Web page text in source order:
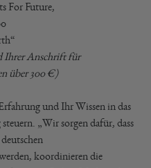
For Future,
Ihrer Anschrift für
über 300 €)
und Ihr Wissen in das
„Wir sorgen dafür, dass
koordinieren die